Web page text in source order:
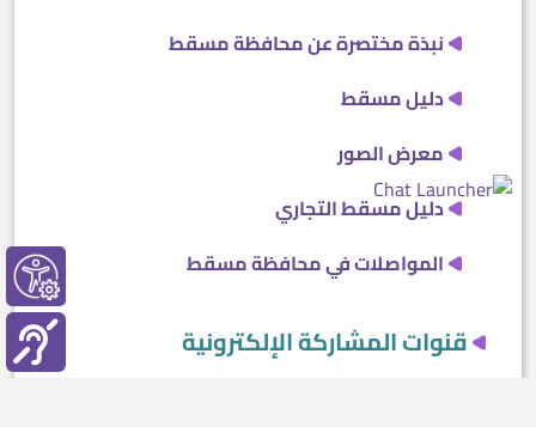
نبذة مختصرة عن محافظة مسقط
دليل مسقط
معرض الصور
دليل مسقط التجاري
المواصلات في محافظة مسقط
قنوات المشاركة الإلكترونية